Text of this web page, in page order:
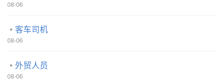
08-06
客车司机
08-06
外贸人员
08-06